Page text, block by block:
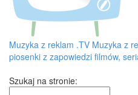
Muzyka z reklam .TV Muzyka z
piosenki z zapowiedzi filmów,
Szukaj na stronie: